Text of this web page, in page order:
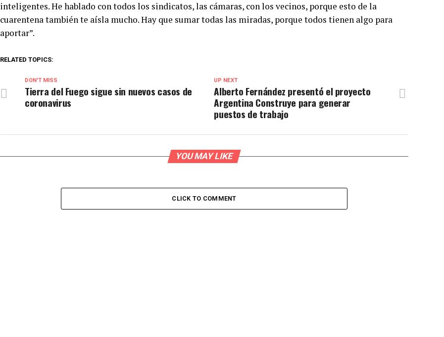
inteligentes. He hablado con todos los sindicatos, las cámaras, con los vecinos, porque esto de la
cuarentena también te aísla mucho. Hay que sumar todas las miradas, porque todos tienen algo para
aportar”.
RELATED TOPICS:
UP NEXT
Alberto Fernández presentó el proyecto
Argentina Construye para generar
puestos de trabajo
DON'T MISS
Tierra del Fuego sigue sin nuevos casos de
coronavirus
YOU MAY LIKE
CLICK TO COMMENT